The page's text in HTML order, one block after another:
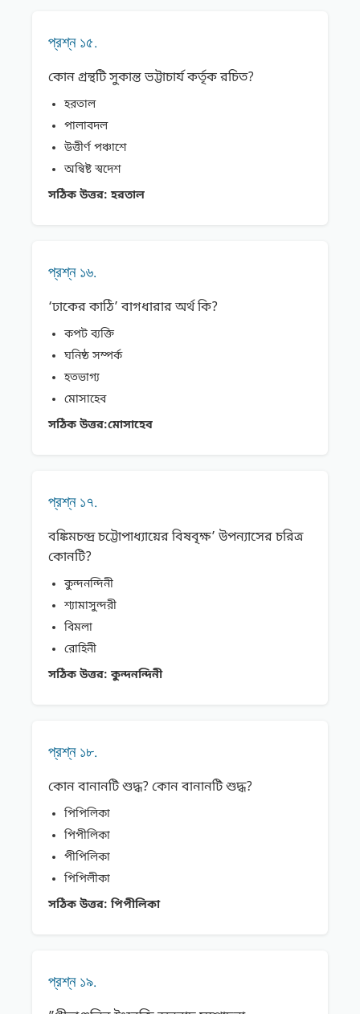
প্রশ্ন ১৫.
কোন গ্রন্থটি সুকান্ত ভট্টাচার্য কর্তৃক রচিত?
হরতাল
পালাবদল
উত্তীর্ণ পঞ্চাশে
অন্বিষ্ট স্বদেশ
সঠিক উত্তর: হরতাল
প্রশ্ন ১৬.
‘ঢাকের কাঠি’ বাগধারার অর্থ কি?
কপট ব্যক্তি
ঘনিষ্ঠ সম্পর্ক
হতভাগ্য
মােসাহেব
সঠিক উত্তর:মােসাহেব
প্রশ্ন ১৭.
বঙ্কিমচন্দ্র চট্টোপাধ্যায়ের বিষবৃক্ষ’ উপন্যাসের চরিত্র
কোনটি?
কুন্দনন্দিনী
শ্যামাসুন্দরী
বিমলা
রােহিনী
সঠিক উত্তর: কুন্দনন্দিনী
প্রশ্ন ১৮.
কোন বানানটি শুদ্ধ? কোন বানানটি শুদ্ধ?
পিপিলিকা
পিপীলিকা
পীপিলিকা
পিপিলীকা
সঠিক উত্তর: পিপীলিকা
প্রশ্ন ১৯.